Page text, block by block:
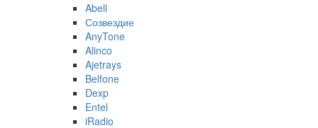
Abell
Созвездие
AnyTone
Alinco
Ajetrays
Belfone
Dexp
Entel
iRadio